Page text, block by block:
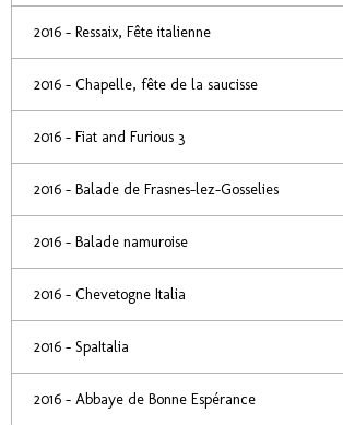
2016 - Ressaix, Fête italienne
2016 - Chapelle, fête de la saucisse
2016 - Fiat and Furious 3
2016 - Balade de Frasnes-lez-Gosselies
2016 - Balade namuroise
2016 - Chevetogne Italia
2016 - SpaItalia
2016 - Abbaye de Bonne Espérance